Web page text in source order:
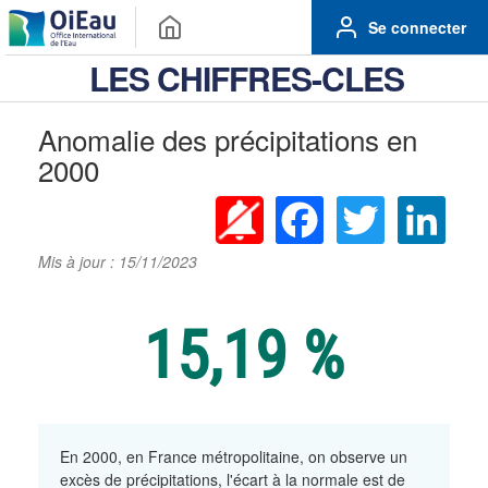
Se connecter
LES CHIFFRES-CLES
Anomalie des précipitations en
2000
Facebook Twitter
Mis à jour : 15/11/2023
15,19 %
En 2000, en France métropolitaine, on observe un
excès de précipitations, l'écart à la normale est de